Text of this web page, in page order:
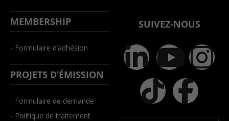
MEMBERSHIP
- Formulaire d’adhésion
PROJETS D’ÉMISSION
- Formulaire de demande
- Politique de traitement
SUIVEZ-NOUS